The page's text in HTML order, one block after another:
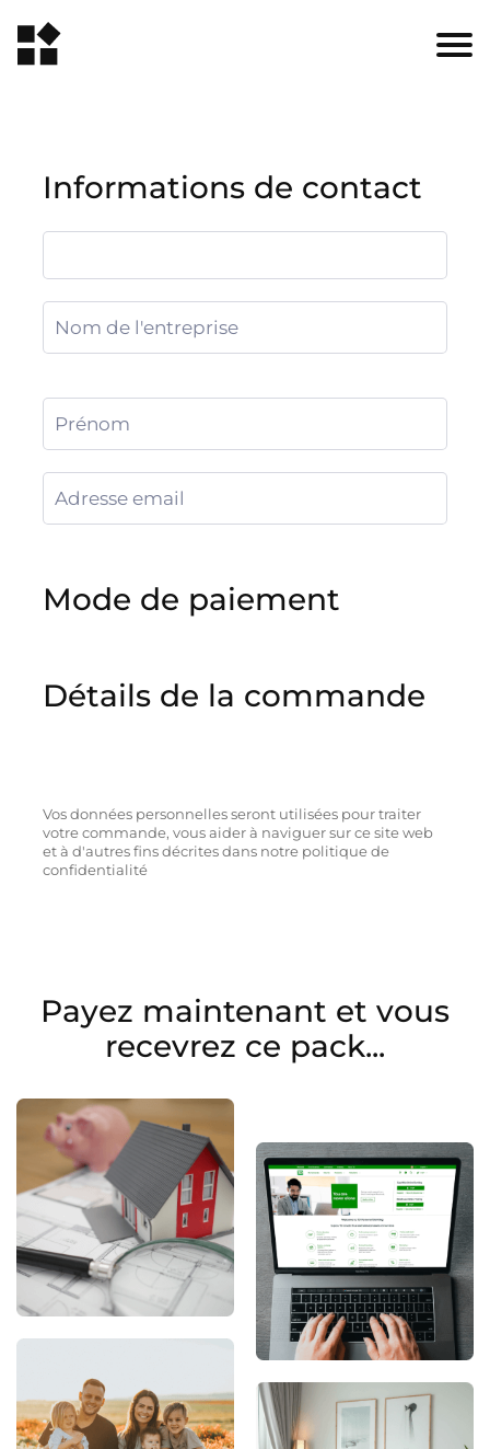
Informations de contact
Mode de paiement
Détails de la commande
Vos données personnelles seront utilisées pour traiter
votre commande, vous aider à naviguer sur ce site web
et à d'autres fins décrites dans notre politique de
confidentialité
Payez maintenant et vous
recevrez ce pack...